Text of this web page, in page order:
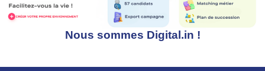
Nous sommes Digital.in !